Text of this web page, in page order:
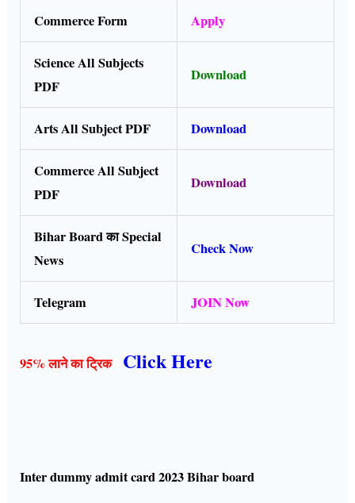
Commerce Form Apply
Science All Subjects
PDF
Download
Arts All Subject PDF Download
Commerce All Subject
PDF
Download
Bihar Board का Special
News
Check Now
Telegram JOIN Now
95% लाने का ट्रिक Click Here
Inter dummy admit card 2023 Bihar board